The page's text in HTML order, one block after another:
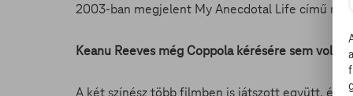
2003-ban megjelent My Anecdotal Life című
Keanu Reeves még Coppola kérésére sem volt
A két színész több filmben is játszott együtt, és